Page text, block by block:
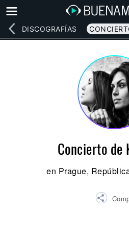
DISCOGRAFÍAS
Concierto de
en Prague,